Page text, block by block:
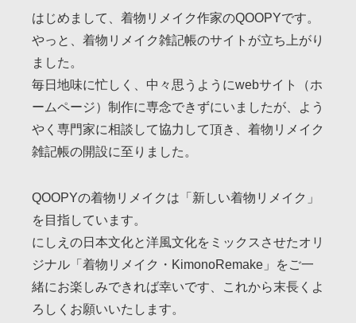
はじめまして、着物リメイク作家のQOOPYです。
やっと、着物リメイク雑記帳のサイトが立ち上がり
ました。
毎日地味に忙しく、中々思うようにwebサイト（ホ
ームページ）制作に専念できずにいましたが、よう
やく専門家に相談して協力して頂き、着物リメイク
雑記帳の開設に至りました。
QOOPYの着物リメイクは「新しい着物リメイク」
を目指しています。
にしえの日本文化と洋風文化をミックスさせたオリ
ジナル「着物リメイク・KimonoRemake」をご一
緒にお楽しみできれば幸いです、これから末長くよ
ろしくお願いいたします。